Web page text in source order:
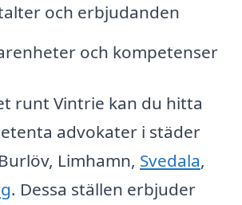
och erbjudanden
och kompetenser
runt Vintrie kan du hitta
advokater i städer
Limhamn, Svedala,
. Dessa ställen erbjuder